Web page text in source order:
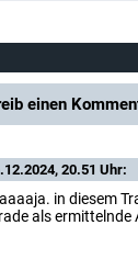
einen
20.51 Uhr:
in diesem
als